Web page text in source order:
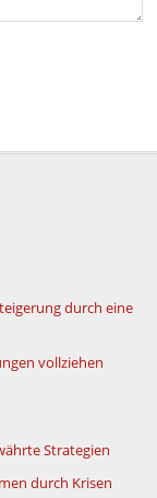
durch eine
vollziehen
Strategien
durch Krisen